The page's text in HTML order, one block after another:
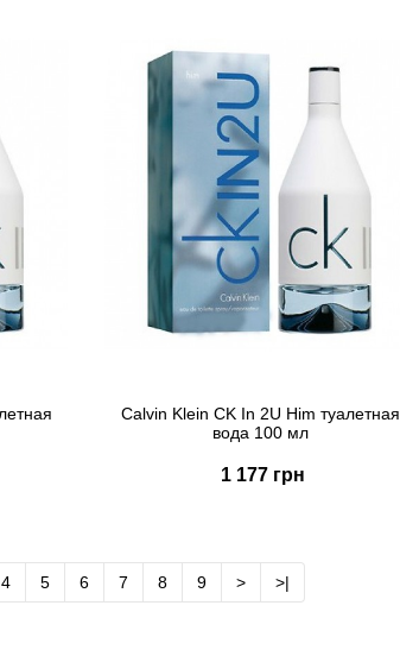
Calvin Klein CK In 2U Him туалетная
вода 100 мл
1 177 грн
4 5 6 7 8 9 > >|